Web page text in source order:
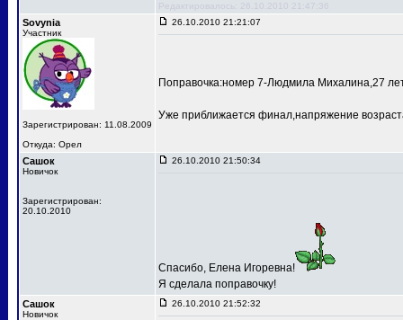
Редактировалось: 26.10.2010 21:47:36
Sovynia
Участник
Зарегистрирован: 11.08.2009
Откуда: Орел
26.10.2010 21:21:07
Поправочка:номер 7-Людмила Михалина,27
Уже приближается финал,напряжение
Сашок
Новичок
Зарегистрирован:
20.10.2010
26.10.2010 21:50:34
Спасибо, Елена Игоревна!
Я сделала поправочку!
Сашок
Новичок
26.10.2010 21:52:32